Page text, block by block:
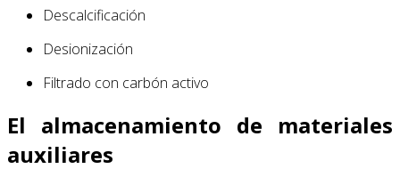
Descalcificación
Desionización
Filtrado con carbón activo
El almacenamiento de materiales
auxiliares